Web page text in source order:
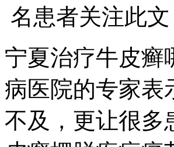
名患者关注此文
宁夏治疗牛皮癣
病医院的专家表
不及，更让很多